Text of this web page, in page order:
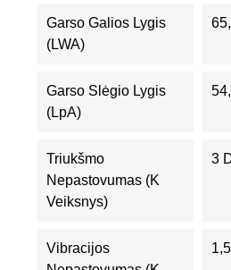
Garso Galios Lygis
(LWA)
Garso Slėgio Lygis
(LpA)
Triukšmo
Nepastovumas (K
Veiksnys)
3
Vibracijos